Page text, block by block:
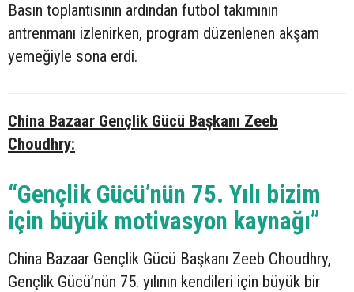
Basın toplantısının ardından futbol takımının
antrenmanı izlenirken, program düzenlenen akşam
yemeğiyle sona erdi.
China Bazaar Gençlik Gücü Başkanı Zeeb
Choudhry:
“Gençlik Gücü’nün 75. Yılı bizim
için büyük motivasyon kaynağı”
China Bazaar Gençlik Gücü Başkanı Zeeb Choudhry,
Gençlik Gücü’nün 75. yılının kendileri için büyük bir